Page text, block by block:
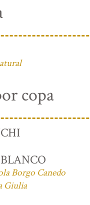
copa
Borgo Canedo
Giulia